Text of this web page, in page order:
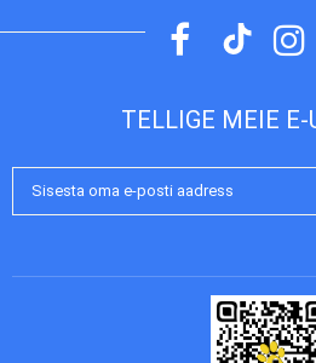
TELLIGE MEIE E-